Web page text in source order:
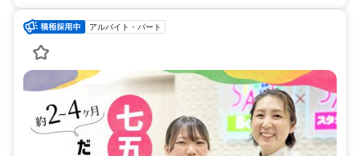
アルバイト・パート